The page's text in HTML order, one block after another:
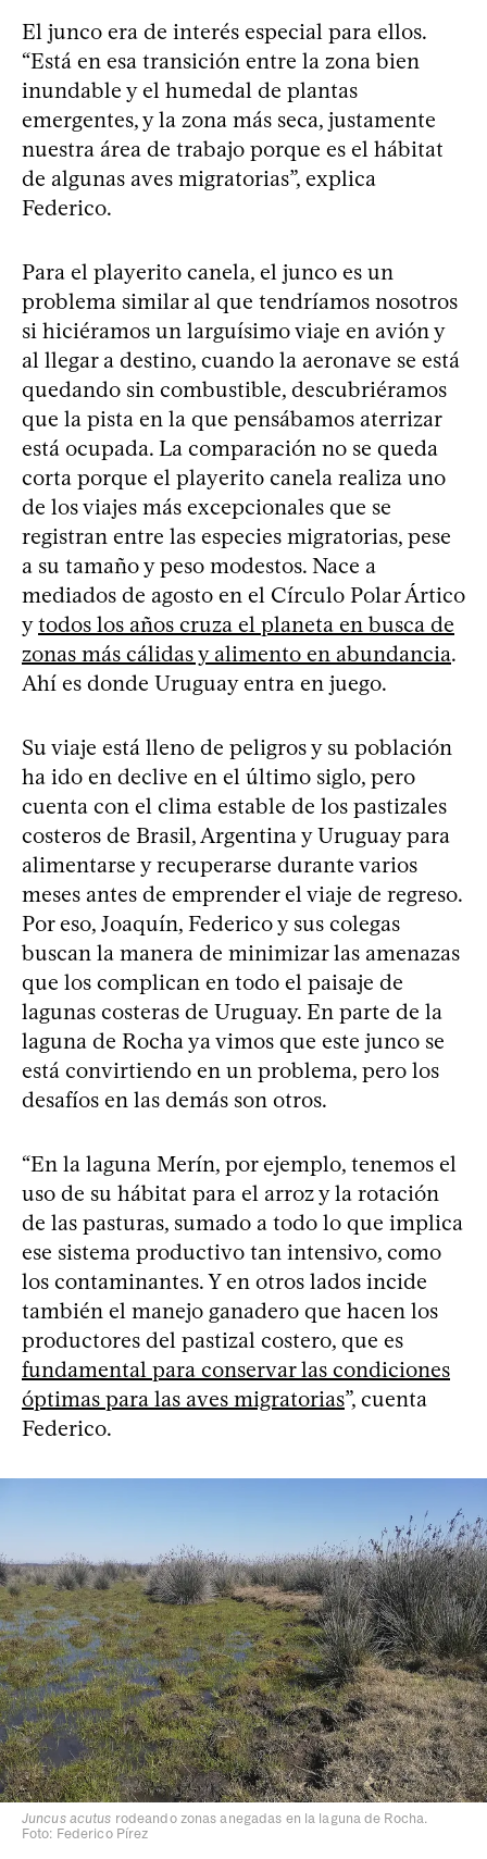
El junco era de interés especial para ellos.
“Está en esa transición entre la zona bien
inundable y el humedal de plantas
emergentes, y la zona más seca, justamente
nuestra área de trabajo porque es el hábitat
de algunas aves migratorias”, explica
Federico.
Para el playerito canela, el junco es un
problema similar al que tendríamos nosotros
si hiciéramos un larguísimo viaje en avión y
al llegar a destino, cuando la aeronave se está
quedando sin combustible, descubriéramos
que la pista en la que pensábamos aterrizar
está ocupada. La comparación no se queda
corta porque el playerito canela realiza uno
de los viajes más excepcionales que se
registran entre las especies migratorias, pese
a su tamaño y peso modestos. Nace a
mediados de agosto en el Círculo Polar Ártico
ytodos los años cruza el planeta en busca de
zonas más cálidas y alimento en abundancia.
Ahí es donde Uruguay entra en juego.
Su viaje está lleno de peligros y su población
ha ido en declive en el último siglo, pero
cuenta con el clima estable de los pastizales
costeros de Brasil, Argentina y Uruguay para
alimentarse y recuperarse durante varios
meses antes de emprender el viaje de regreso.
Por eso, Joaquín, Federico y sus colegas
buscan la manera de minimizar las amenazas
que los complican en todo el paisaje de
lagunas costeras de Uruguay. En parte de la
laguna de Rocha ya vimos que este junco se
está convirtiendo en un problema, pero los
desafíos en las demás son otros.
“En la laguna Merín, por ejemplo, tenemos el
uso de su hábitat para el arroz y la rotación
de las pasturas, sumado a todo lo que implica
ese sistema productivo tan intensivo, como
los contaminantes. Y en otros lados incide
también el manejo ganadero que hacen los
productores del pastizal costero, que es
fundamental para conservar las condiciones
óptimas para las aves migratorias”, cuenta
Federico.
Juncus acutus rodeando zonas anegadas en la laguna de Rocha.
Foto: Federico Pírez